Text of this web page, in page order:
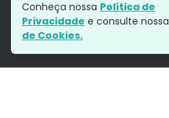
Conheça nossa Política de
Privacidade e consulte nossa
de Cookies.